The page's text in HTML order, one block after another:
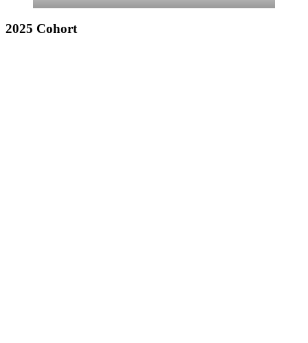
2025 Cohort